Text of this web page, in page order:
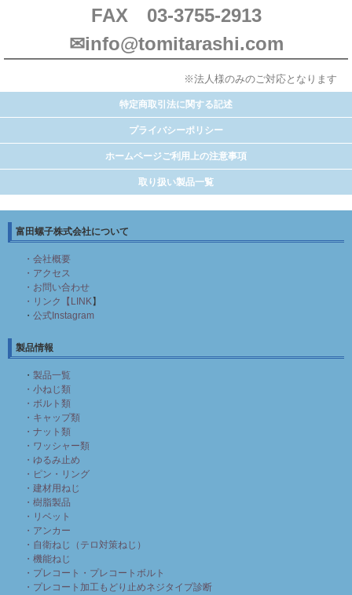
FAX 03-3755-2913
✉info@tomitarashi.com
※法人様のみのご対応となります
特定商取引法に関する記述
プライバシーポリシー
ホームページご利用上の注意事項
取り扱い製品一覧
富田螺子株式会社について
・会社概要
・アクセス
・お問い合わせ
・リンク【LINK】
・ 公式Instagram
製品情報
・ 製品一覧
・小ねじ類
・ボルト類
・キャップ類
・ナット類
・ワッシャー類
・ゆるみ止め
・ピン・リング
・建材用ねじ
・樹脂製品
・リベット
・アンカー
・自衛ねじ（テロ対策ねじ）
・機能ねじ
・プレコート・プレコートボルト
・プレコート加工もどり止めネジタイプ診断